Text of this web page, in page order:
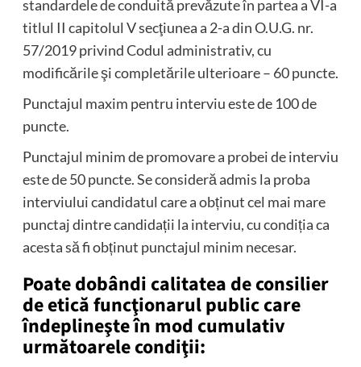
standardele de conduită prevăzute în partea a VI-a
titlul II capitolul V secţiunea a 2-a din O.U.G. nr.
57/2019 privind Codul administrativ, cu
modificările şi completările ulterioare – 60 puncte.
Punctajul maxim pentru interviu este de 100 de
puncte.
Punctajul minim de promovare a probei de interviu
este de 50 puncte. Se consideră admis la proba
interviului candidatul care a obținut cel mai mare
punctaj dintre candidații la interviu, cu condiția ca
acesta să fi obținut punctajul minim necesar.
Poate dobândi calitatea de consilier
de etică funcţionarul public care
îndeplineşte în mod cumulativ
următoarele condiţii: